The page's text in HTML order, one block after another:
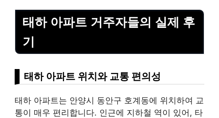
태하 아파트 거주자들의 실제 후
기
태하 아파트 위치와 교통 편의성
태하 아파트는 안양시 동안구 호계동에 위치하여 교
통이 매우 편리합니다. 인근에 지하철 역이 있어, 타